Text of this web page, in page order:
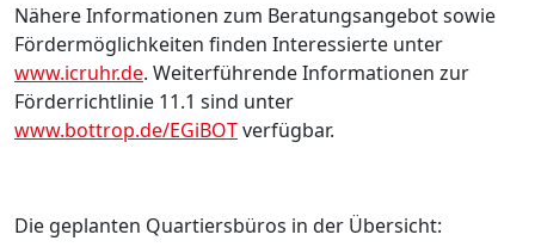
Nähere Informationen zum Beratungsangebot sowie
Fördermöglichkeiten finden Interessierte unter
www.icruhr.de. Weiterführende Informationen zur
Förderrichtlinie 11.1 sind unter
www.bottrop.de/EGiBOTverfügbar.
Die geplanten Quartiersbüros in der Übersicht: